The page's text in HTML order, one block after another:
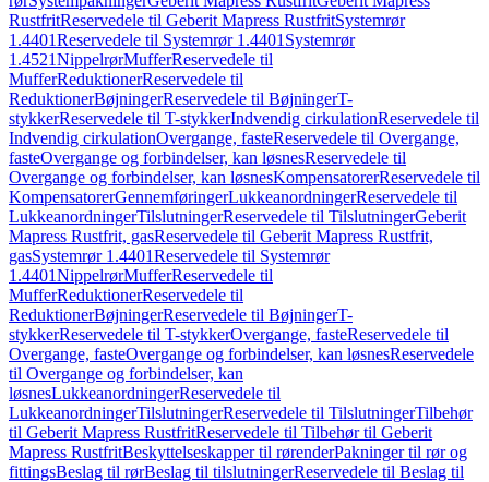
RustfritReservedele til Geberit Mapress RustfritSystemrør
1.4401Reservedele til Systemrør 1.4401 Systemrør
1.4521NippelrørMufferReservedele til
MufferReduktionerReservedele til
ReduktionerBøjningerReservedele til BøjningerT-
stykkerReservedele til T-stykkerIndvendig cirkulationReservedele til
Indvendig cirkulationOvergange, fasteReservedele til Overgange,
fasteOvergange og forbindelser, kan løsnesReservedele til
Overgange og forbindelser, kan løsnesKompensatorerReservedele til
KompensatorerGennemføringerLukkeanordningerReservedele til
LukkeanordningerTilslutningerReservedele til TilslutningerGeberit
Mapress Rustfrit, gasReservedele til Geberit Mapress Rustfrit,
gasSystemrør 1.4401Reservedele til Systemrør
1.4401NippelrørMufferReservedele til
MufferReduktionerReservedele til
ReduktionerBøjningerReservedele til BøjningerT-
stykkerReservedele til T-stykkerOvergange, fasteReservedele til
Overgange, fasteOvergange og forbindelser, kan løsnesReservedele
til Overgange og forbindelser, kan
løsnesLukkeanordningerReservedele til
LukkeanordningerTilslutningerReservedele til TilslutningerTilbehør
til Geberit Mapress RustfritReservedele til Tilbehør til Geberit
Mapress RustfritBeskyttelseskapper til rørenderPakninger til rør og
fittingsBeslag til rørBeslag til tilslutningerReservedele til Beslag til